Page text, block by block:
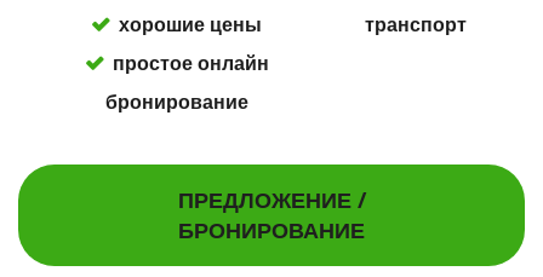
хорошие цены
простое онлайн
бронирование
транспорт
ПРЕДЛОЖЕНИЕ /
БРОНИРОВАНИЕ